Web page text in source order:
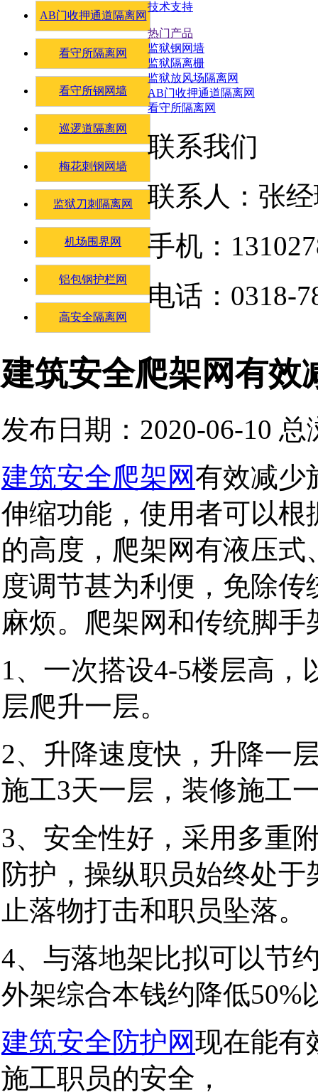
AB门收押通道隔离网
看守所隔离网
看守所钢网墙
巡逻道隔离网
梅花刺钢网墙
监狱刀刺隔离网
机场围界网
铝包钢护栏网
高安全隔离网
建筑安全爬架网有效
发布日期：2020-06-10 总
建筑安全爬架网有效减少
伸缩功能，使用者可以
的高度，爬架网有液压
度调节甚为利便，免除
麻烦。爬架网和传统脚
1、一次搭设4-5楼层高，
层爬升一层。
2、升降速度快，升降一
施工3天一层，装修施工
3、安全性好，采用多重
防护，操纵职员始终处
止落物打击和职员坠落。
4、与落地架比拟可以节
外架综合本钱约降低50%
建筑安全防护网现在能有
施工职员的安全，
技术支持
热门产品
监狱钢网墙
监狱隔离栅
监狱放风场隔离网
AB门收押通道隔离网
看守所隔离网
联系我们
联系人：张
手机：
电话：0318-